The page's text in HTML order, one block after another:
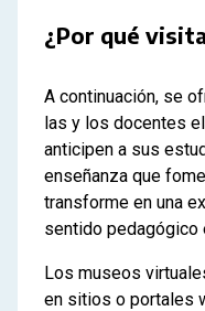
¿Por qué
A continuación, se
las y los docentes
anticipen a sus
enseñanza que
transforme en una
sentido pedagógico
Los museos
en sitios o portales